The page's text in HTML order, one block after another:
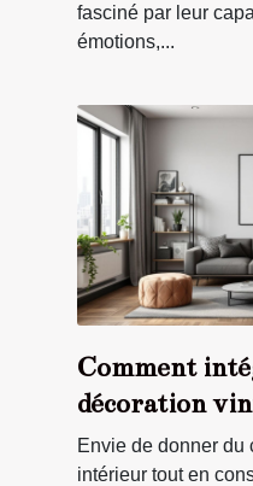
fasciné par leur
émotions,...
Comment
décoration
dans un
Envie de donner du
intérieur tout en